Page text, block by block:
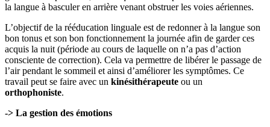
la langue à basculer en arrière venant obstruer les voies aériennes.
L’objectif de la rééducation linguale est de redonner à la langue son
bon tonus et son bon fonctionnement la journée afin de garder ces
acquis la nuit (période au cours de laquelle on n’a pas d’action
consciente de correction). Cela va permettre de libérer le passage de
l’air pendant le sommeil et ainsi d’améliorer les symptômes. Ce
travail peut se faire avec un kinésithérapeute ou un
orthophoniste.
-> La gestion des émotions